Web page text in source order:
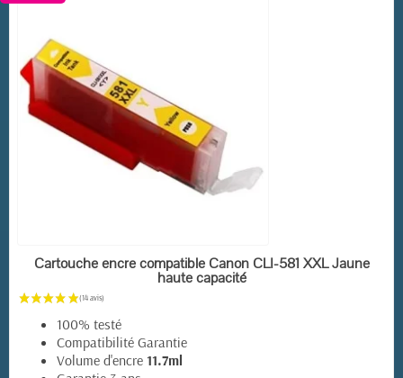
(18 avis) EN STOCK
Cartouche encre compatible Canon CLI-581 XXL Jaune
haute capacité
100% testé
Compatibilité Garantie
Volume d'encre 11.7ml